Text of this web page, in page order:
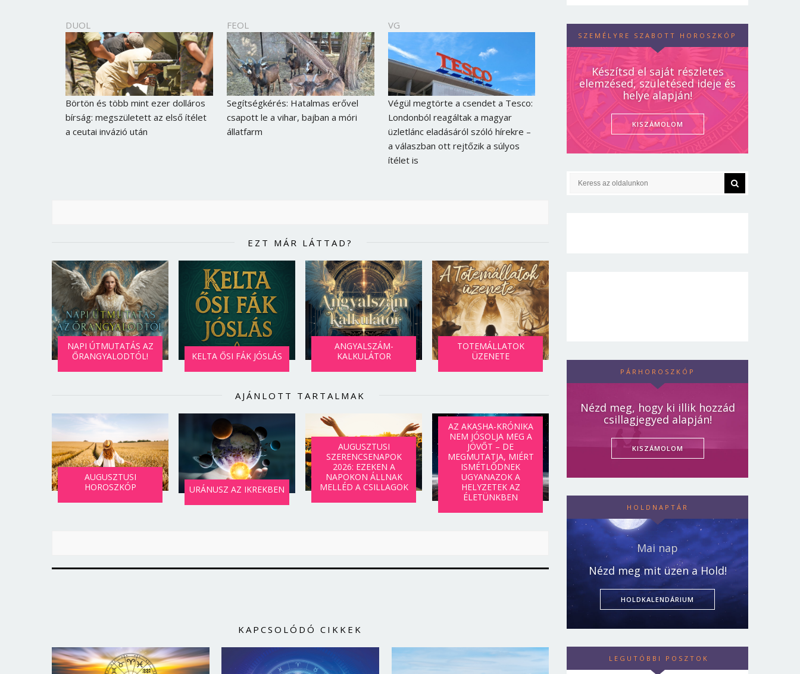
DUOL
Börtön és több mint ezer dolláros
bírság: megszületett az első ítélet
a ceutai invázió után
FEOL
Segítségkérés: Hatalmas erővel
csapott le a vihar, bajban a móri
állatfarm
VG
Végül megtörte a csendet a Tesco:
Londonból reagáltak a magyar
üzletlánc eladásáról szóló hírekre –
a válaszban ott rejtőzik a súlyos
ítélet is
EZT MÁR LÁTTAD?
NAPI ÚTMUTATÁS AZ
ŐRANGYALODTÓL!
KELTA ŐSI FÁK JÓSLÁS
ANGYALSZÁM-
KALKULÁTOR
TOTEMÁLLATOK
ÜZENETE
AJÁNLOTT TARTALMAK
AUGUSZTUSI
HOROSZKÓP
URÁNUSZ AZ IKREKBEN
AUGUSZTUSI
SZERENCSENAPOK
2026: EZEKEN A
NAPOKON ÁLLNAK
MELLÉD A CSILLAGOK
AZ AKASHA-KRÓNIKA
NEM JÓSOLJA MEG A
JÖVŐT – DE
MEGMUTATJA, MIÉRT
ISMÉTLŐDNEK
UGYANAZOK A
HELYZETEK AZ
ÉLETÜNKBEN
KAPCSOLÓDÓ CIKKEK
SZEMÉLYRE SZABOTT HOROSZKÓP
Készítsd el saját részletes
elemzésed, születésed ideje és
helye alapján!
KISZÁMOLOM
PÁRHOROSZKÓP
Nézd meg, hogy ki illik hozzád
csillagjegyed alapján!
KISZÁMOLOM
HOLDNAPTÁR
Mai nap
Nézd meg mit üzen a Hold!
HOLDKALENDÁRIUM
LEGUTÓBBI POSZTOK